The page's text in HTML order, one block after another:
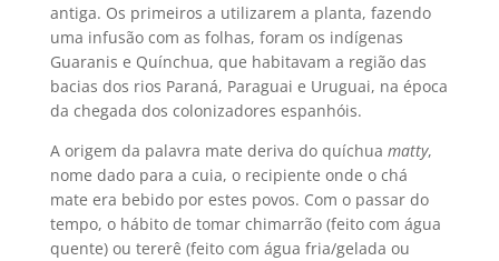
antiga. Os primeiros a utilizarem a planta, fazendo
uma infusão com as folhas, foram os indígenas
Guaranis e Quínchua, que habitavam a região das
bacias dos rios Paraná, Paraguai e Uruguai, na época
da chegada dos colonizadores espanhóis.
A origem da palavra mate deriva do quíchua matty,
nome dado para a cuia, o recipiente onde o chá
mate era bebido por estes povos. Com o passar do
tempo, o hábito de tomar chimarrão (feito com água
quente) ou tererê (feito com água fria/gelada ou